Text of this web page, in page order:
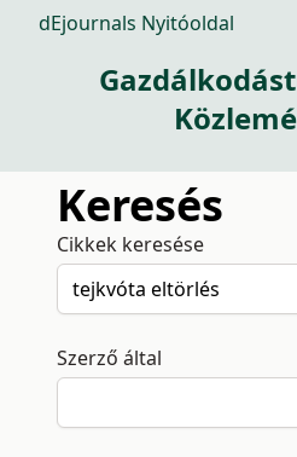
dEjournals Nyitóoldal
Keresés
Cikkek keresése
Szerző által